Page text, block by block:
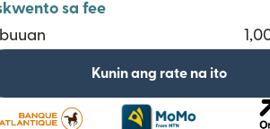
sa fee
Kunin ang rate na ito